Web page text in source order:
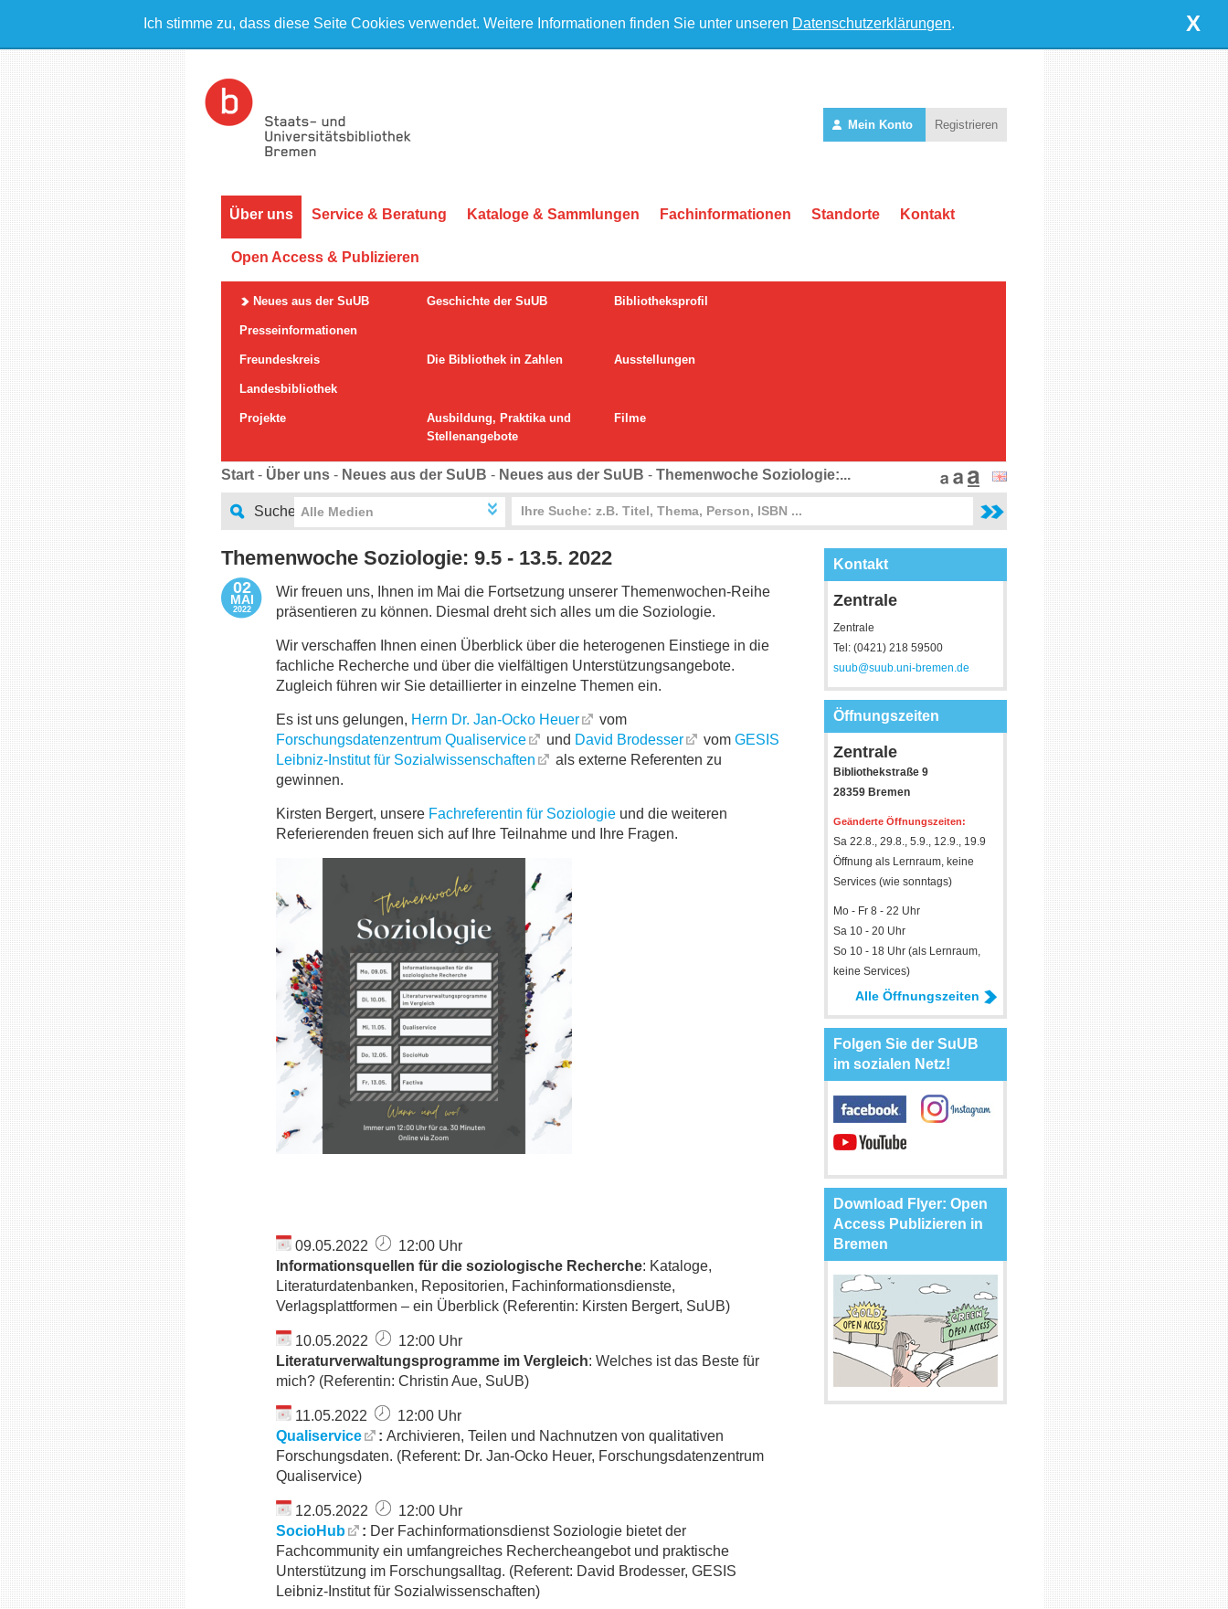
Ich stimme zu, dass diese Seite Cookies verwendet. Weitere Informationen finden Sie unter unseren Datenschutzerklärungen. X
Mein Konto Registrieren
Über uns Service & Beratung Kataloge & Sammlungen Fachinformationen Standorte Kontakt
Open Access & Publizieren
Neues aus der SuUB Geschichte der SuUB Bibliotheksprofil
Presseinformationen
Freundeskreis Die Bibliothek in Zahlen Ausstellungen
Landesbibliothek
Projekte Ausbildung, Praktika und
Stellenangebote
Filme
Start - Über uns - Neues aus der SuUB - Neues aus der SuUB - Themenwoche Soziologie:...
Suche Alle Medien
Themenwoche Soziologie: 9.5 - 13.5. 2022
02
MAI
2022
Wir freuen uns, Ihnen im Mai die Fortsetzung unserer Themenwochen-Reihe
präsentieren zu können. Diesmal dreht sich alles um die Soziologie.
Wir verschaffen Ihnen einen Überblick über die heterogenen Einstiege in die
fachliche Recherche und über die vielfältigen Unterstützungsangebote.
Zugleich führen wir Sie detaillierter in einzelne Themen ein.
Es ist uns gelungen, Herrn Dr. Jan-Ocko Heuer
vom
Forschungsdatenzentrum Qualiservice
und David Brodesser vom GESIS
Leibniz-Institut für Sozialwissenschaften
als externe Referenten zu
gewinnen.
Kirsten Bergert, unsere Fachreferentin für Soziologie und die weiteren
Referierenden freuen sich auf Ihre Teilnahme und Ihre Fragen.
09.05.2022
12:00 Uhr
Informationsquellen für die soziologische Recherche: Kataloge,
Literaturdatenbanken, Repositorien, Fachinformationsdienste,
Verlagsplattformen – ein Überblick (Referentin: Kirsten Bergert, SuUB)
10.05.2022
12:00 Uhr
Literaturverwaltungsprogramme im Vergleich: Welches ist das Beste für
mich? (Referentin: Christin Aue, SuUB)
11.05.2022
12:00 Uhr
Qualiservice
: Archivieren, Teilen und Nachnutzen von qualitativen
Forschungsdaten. (Referent: Dr. Jan-Ocko Heuer, Forschungsdatenzentrum
Qualiservice)
12.05.2022
12:00 Uhr
SocioHub
: Der Fachinformationsdienst Soziologie bietet der
Fachcommunity ein umfangreiches Rechercheangebot und praktische
Unterstützung im Forschungsalltag. (Referent: David Brodesser, GESIS
Leibniz-Institut für Sozialwissenschaften)
Kontakt
Zentrale
Zentrale
Tel: (0421) 218 59500
suub@suub.uni-bremen.de
Öffnungszeiten
Zentrale
Bibliothekstraße 9
28359 Bremen
Geänderte Öffnungszeiten:
Sa 22.8., 29.8., 5.9., 12.9., 19.9
Öffnung als Lernraum, keine
Services (wie sonntags)
Mo - Fr 8 - 22 Uhr
Sa 10 - 20 Uhr
So 10 - 18 Uhr (als Lernraum,
keine Services)
Alle Öffnungszeiten
Folgen Sie der SuUB
im sozialen Netz!
Download Flyer: Open
Access Publizieren in
Bremen